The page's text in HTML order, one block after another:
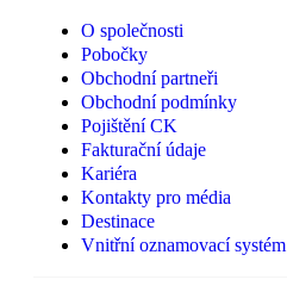
O společnosti
Pobočky
Obchodní partneři
Obchodní podmínky
Pojištění CK
Fakturační údaje
Kariéra
Kontakty pro média
Destinace
Vnitřní oznamovací systém